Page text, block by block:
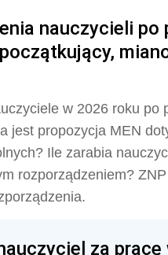
nauczycieli
w 2026 roku po
jest propozycja MEN
Ile zarabia
rozporządzeniem?
za